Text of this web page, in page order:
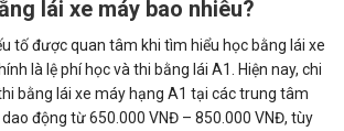
lái xe máy bao nhiêu?
tố được quan tâm khi tìm hiểu học bằng lái xe
là lệ phí học và thi bằng lái A1. Hiện nay, chi
bằng lái xe máy hạng A1 tại các trung tâm
động từ 650.000 VNĐ – 850.000 VNĐ, tùy